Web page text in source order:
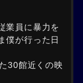
業員に暴力を
僕が行った日
30館近くの映